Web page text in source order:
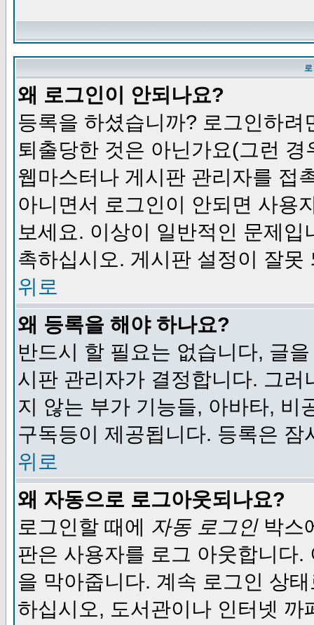
왜 로그인이 안되나요?
등록을 하셨습니까? 로그인하
퇴출당한 것은 아닌가요(그런
웹마스터나 게시판 관리자를 접
아니면서 로그인이 안되면 사용
보세요. 이상이 일반적인 문제
촉하십시오. 게시판 설정이 잘못
위로
왜 등록을 해야 하나요?
반드시 할 필요는 없습니다, 글
시판 관리자가 결정합니다. 그
지 않는 부가 기능들, 아바타, 비
구독등이 제공됩니다. 등록은
위로
왜 자동으로 로그아웃되나요?
로그인할 때에 자동 로그인박스
판은 사용자를 로그 아웃합니다
을 막아줍니다. 계속 로그인 상
하십시오, 도서관이나 인터넷